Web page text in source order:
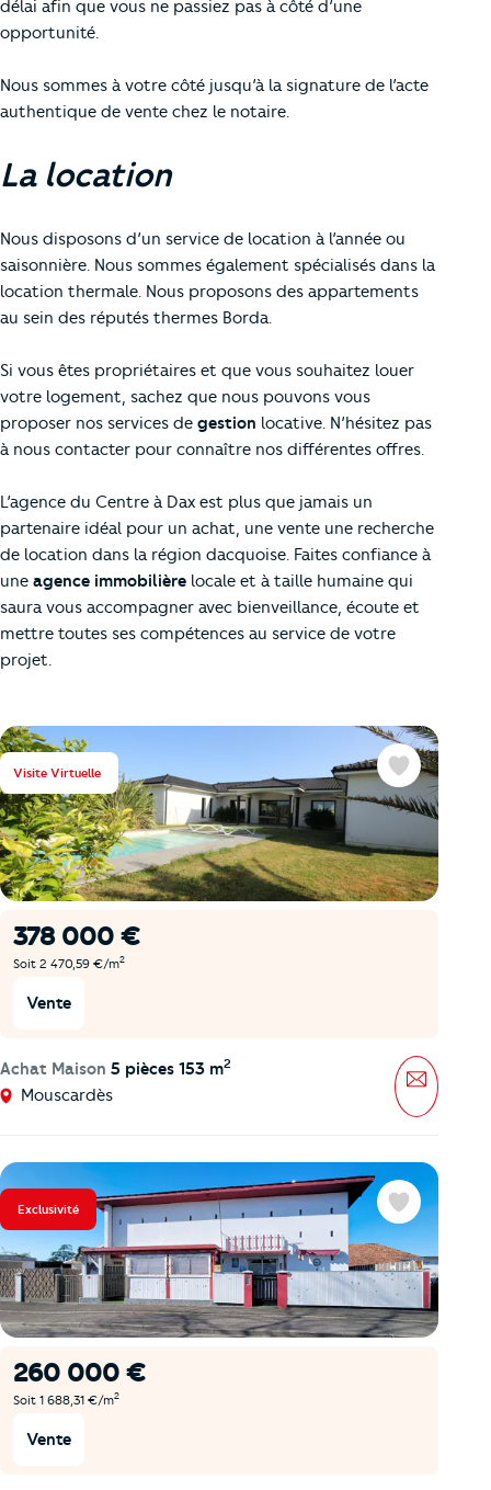
délai afin que vous ne passiez pas à côté d’une
opportunité.
Nous sommes à votre côté jusqu’à la signature de l’acte
authentique de vente chez le notaire.
La location
Nous disposons d’un service de location à l’année ou
saisonnière. Nous sommes également spécialisés dans la
location thermale. Nous proposons des appartements
au sein des réputés thermes Borda.
Si vous êtes propriétaires et que vous souhaitez louer
votre logement, sachez que nous pouvons vous
proposer nos services de gestion locative. N’hésitez pas
à nous contacter pour connaître nos différentes offres.
L’agence du Centre à Dax est plus que jamais un
partenaire idéal pour un achat, une vente une recherche
de location dans la région dacquoise. Faites confiance à
une agence immobilière locale et à taille humaine qui
saura vous accompagner avec bienveillance, écoute et
mettre toutes ses compétences au service de votre
projet.
Visite Virtuelle
378 000 €
Soit 2 470,59 €/m2
Vente
Achat Maison 5 pièces 153 m2
Mouscardès
Favoris
Message
Exclusivité
260 000 €
Soit 1 688,31 €/m2
Vente
Favoris